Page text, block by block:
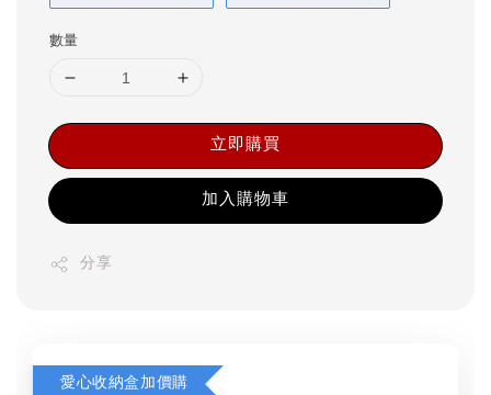
數量
立即購買
加入購物車
分享
愛心收納盒加價購